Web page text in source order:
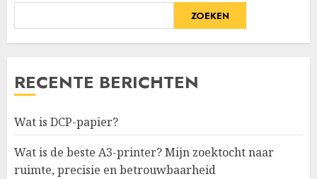
ZOEKEN
RECENTE BERICHTEN
Wat is DCP-papier?
Wat is de beste A3-printer? Mijn zoektocht naar
ruimte, precisie en betrouwbaarheid